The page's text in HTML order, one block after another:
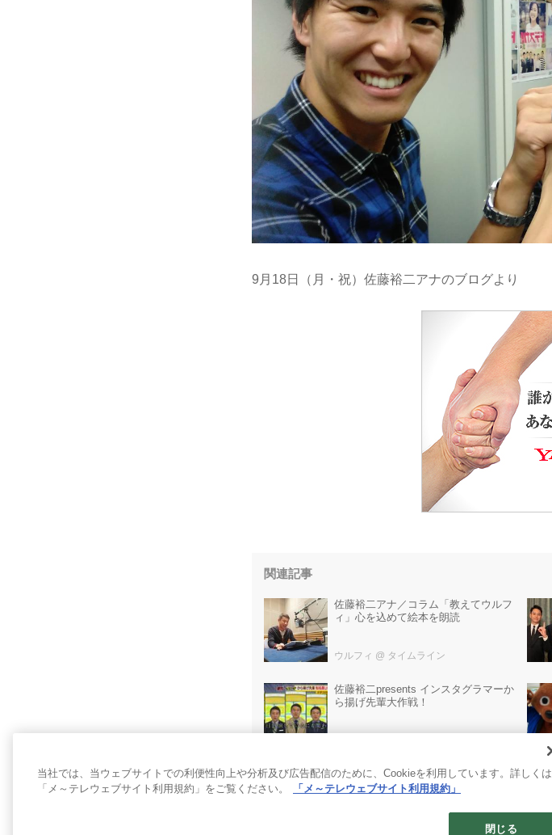
9月18日（月・祝）佐藤裕二アナのブログより
関連記事
佐藤裕二アナ／コラム「教えてウルフ
ィ」心を込めて絵本を朗読
ウルフィ @ タイムライン
佐藤裕二presents インスタグラマーか
ら揚げ先輩大作戦！
当社では、当ウェブサイトでの利便性向上や分析及び広告配信のために、Cookieを利用しています。詳しくは
「メ～テレウェブサイト利用規約」をご覧ください。
「メ～テレウェブサイト利用規約」
閉じる